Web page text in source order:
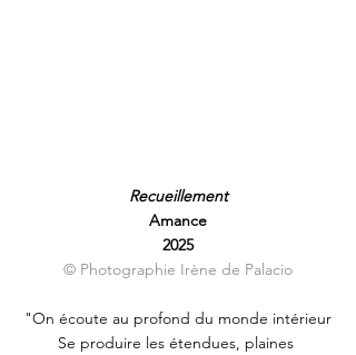
Recueillement
Amance
2025
© Photographie Irène de Palacio
"On écoute au profond du monde intérieur
Se produire les étendues, plaines